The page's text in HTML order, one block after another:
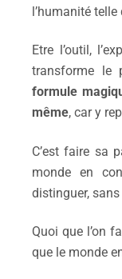
l’humanité telle
Etre l’outi l,
transforme le
formule
même, car y r
C’est faire sa
monde en
distinguer,
Quoi que l’on
que le monde